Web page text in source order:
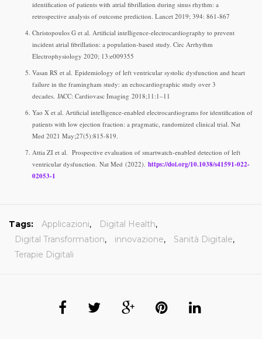
identification of patients with atrial fibrillation during sinus rhythm: a
retrospective analysis of outcome prediction. Lancet 2019; 394: 861-867
Christopoulos G et al. Artificial intelligence-electrocardiography to prevent
incident atrial fibrillation: a population-based study. Circ Arrhythm
Electrophysiology 2020; 13:e009355
Vasan RS et al. Epidemiology of left ventricular systolic dysfunction and heart
failure in the framingham study: an echocardiographic study over 3
decades. JACC: Cardiovasc Imaging 2018;11:1–11
Yao X et al. Artificial intelligence-enabled electrocardiograms for identification of
patients with low ejection fraction: a pragmatic, randomized clinical trial. Nat
Med 2021 May;27(5):815-819.
Attia ZI et al. Prospective evaluation of smartwatch-enabled detection of left
ventricular dysfunction. Nat Med (2022). https://doi.org/10.1038/s41591-022-
02053-1
Tags: Applicazioni, Digital Health,
Digital Transformation, innovazione, Sanità Digitale,
Terapie Digitali